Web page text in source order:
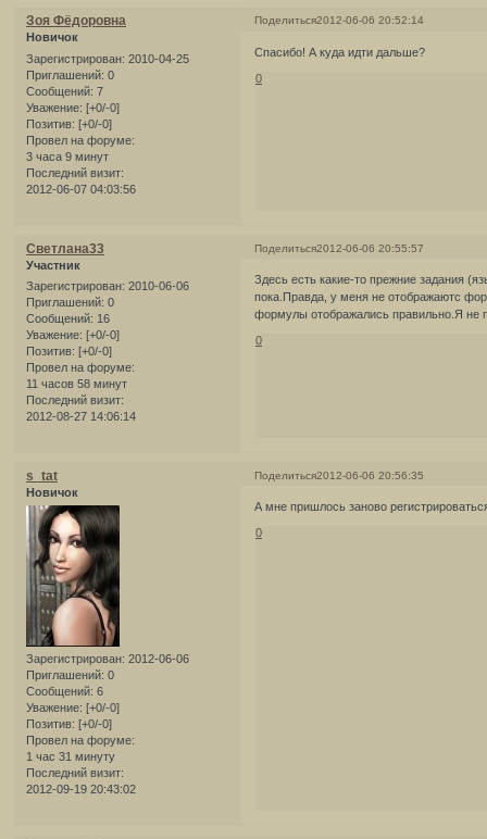
Поделиться2012-06-06 20:52:14
Зоя Фёдоровна
Новичок
Зарегистрирован: 2010-04-25
Приглашений: 0
Сообщений: 7
Уважение: [+0/-0]
Позитив: [+0/-0]
Провел на форуме:
3 часа 9 минут
Последний визит:
2012-06-07 04:03:56
Спасибо! А куда идти дальше?
0
Поделиться2012-06-06 20:55:57
Светлана33
Участник
Зарегистрирован: 2010-06-06
Приглашений: 0
Сообщений: 16
Уважение: [+0/-0]
Позитив: [+0/-0]
Провел на форуме:
11 часов 58 минут
Последний визит:
2012-08-27 14:06:14
Здесь есть какие-то прежние задания
пока.Правда, у меня не отображаютс
формулы отображались правильно.Я не
0
Поделиться2012-06-06 20:56:35
s_tat
Новичок
Зарегистрирован: 2012-06-06
Приглашений: 0
Сообщений: 6
Уважение: [+0/-0]
Позитив: [+0/-0]
Провел на форуме:
1 час 31 минуту
Последний визит:
2012-09-19 20:43:02
А мне пришлось заново
0